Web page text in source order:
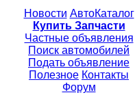
Новости АвтоКаталог
Купить Запчасти
Частные объявления
Поиск автомобилей
Подать объявление
Полезное Контакты
Форум